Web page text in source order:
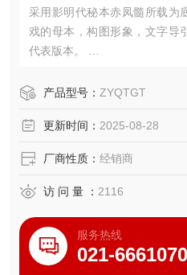
采用影明代秘本赤凤髓所载为
戏的母本，构图形象，文字导
代表版本。
本图内容已经专业校勘无讹，
加个性化logo。
产品型号： ZYQTGT
更新时间： 2025-08-28
厂商性质： 经销商
访 问 量 ： 2116
服务热线
021-